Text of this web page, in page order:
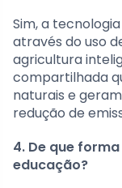
Sim, a
através do uso
agricultura
compartilhada
naturais e
redução de
4. De que
educação?